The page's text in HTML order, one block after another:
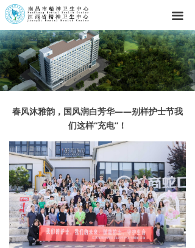
끀
春风沐雅韵，国风润白芳华——别样护士节我
们这样“充电”！